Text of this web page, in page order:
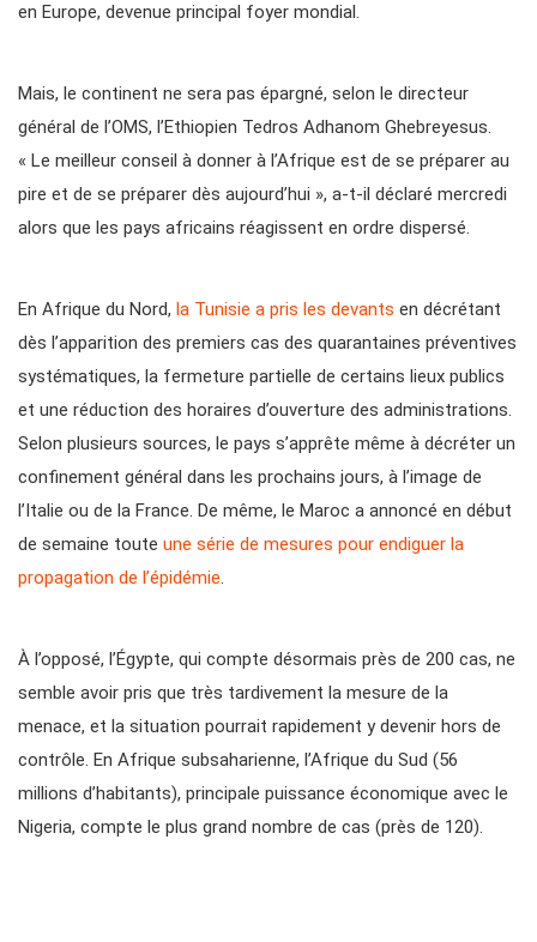
en Europe, devenue principal foyer mondial.
Mais, le continent ne sera pas épargné, selon le directeur
général de l’OMS, l’Ethiopien Tedros Adhanom Ghebreyesus.
« Le meilleur conseil à donner à l’Afrique est de se préparer au
pire et de se préparer dès aujourd’hui », a-t-il déclaré mercredi
alors que les pays africains réagissent en ordre dispersé.
En Afrique du Nord, la Tunisie a pris les devants en décrétant
dès l’apparition des premiers cas des quarantaines préventives
systématiques, la fermeture partielle de certains lieux publics
et une réduction des horaires d’ouverture des administrations.
Selon plusieurs sources, le pays s’apprête même à décréter un
confinement général dans les prochains jours, à l’image de
l’Italie ou de la France. De même, le Maroc a annoncé en début
de semaine toute une série de mesures pour endiguer la
propagation de l’épidémie.
À l’opposé, l’Égypte, qui compte désormais près de 200 cas, ne
semble avoir pris que très tardivement la mesure de la
menace, et la situation pourrait rapidement y devenir hors de
contrôle. En Afrique subsaharienne, l’Afrique du Sud (56
millions d’habitants), principale puissance économique avec le
Nigeria, compte le plus grand nombre de cas (près de 120).